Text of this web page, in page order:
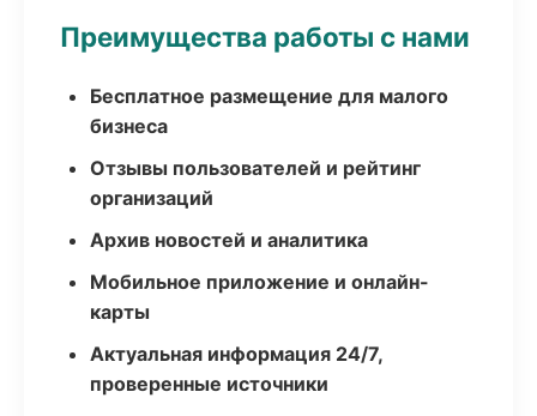
Преимущества работы с нами
Бесплатное размещение для малого
бизнеса
Отзывы пользователей и рейтинг
организаций
Архив новостей и аналитика
Мобильное приложение и онлайн-
карты
Актуальная информация 24/7,
проверенные источники